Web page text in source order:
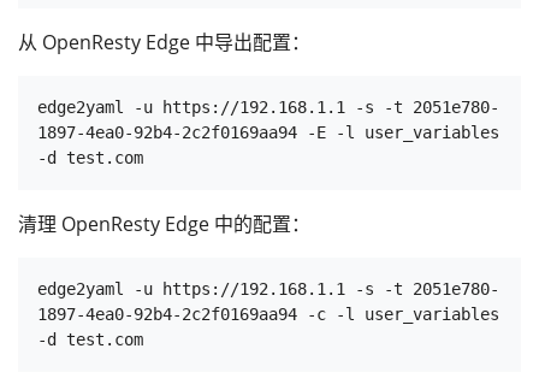
从 OpenResty Edge 中导出配置：
edge2yaml -u https://192.168.1.1 -s -t 2051e780-
1897-4ea0-92b4-2c2f0169aa94 -E -l user_variables
清理 OpenResty Edge 中的配置：
edge2yaml -u https://192.168.1.1 -s -t 2051e780-
1897-4ea0-92b4-2c2f0169aa94 -c -l user_variables